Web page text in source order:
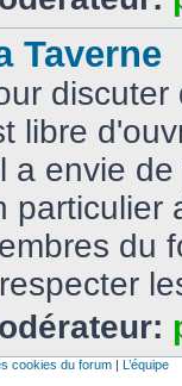
Taverne
libre
a envie
particulier
du
cookies du forum | L’équipe